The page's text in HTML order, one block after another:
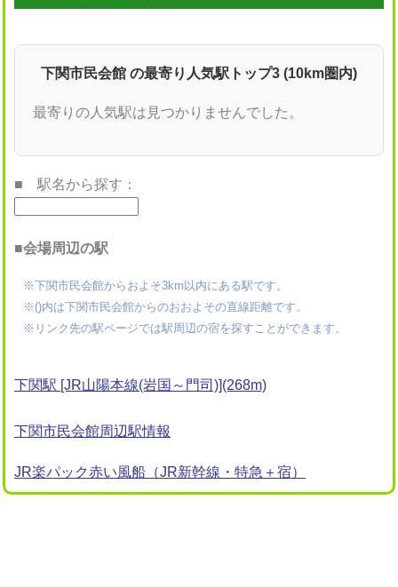
下関市民会館 の最寄り人気駅トップ3 (10km圏内)
最寄りの人気駅は見つかりませんでした。
■ 駅名から探す：
■会場周辺の駅
※下関市民会館からおよそ3km以内にある駅です。
※()内は下関市民会館からのおおよその直線距離です。
※リンク先の駅ページでは駅周辺の宿を探すことができます。
下関駅 [JR山陽本線(岩国～門司)](268m)
下関市民会館周辺駅情報
JR楽パック赤い風船（JR新幹線・特急＋宿）